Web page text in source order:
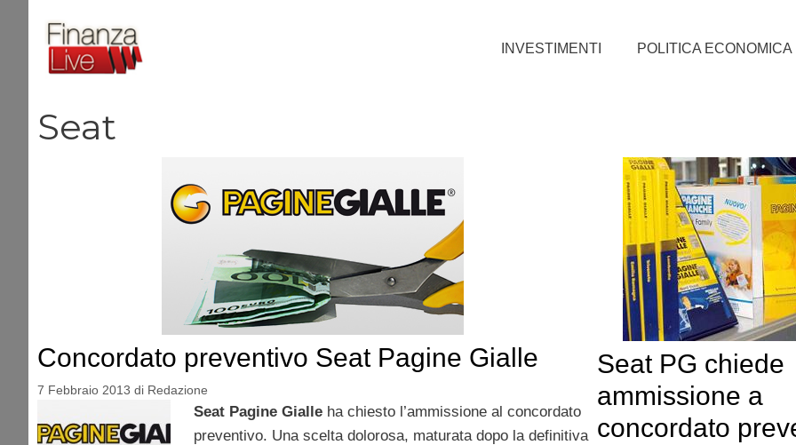
contenuto
INVESTIMENTI POLITICA ECONOMICA
Seat
Concordato preventivo Seat Pagine Gialle
7 Febbraio 2013 di Redazione
Seat Pagine Gialleha chiesto l’ammissione al concordato
preventivo. Una scelta dolorosa, maturata dopo la definitiva
Seat PG chiede
ammissione a
concordato